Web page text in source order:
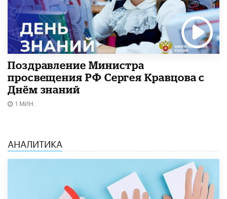
Поздравление Министра
просвещения РФ Сергея Кравцова с
Днём знаний
1 МИН.
АНАЛИТИКА